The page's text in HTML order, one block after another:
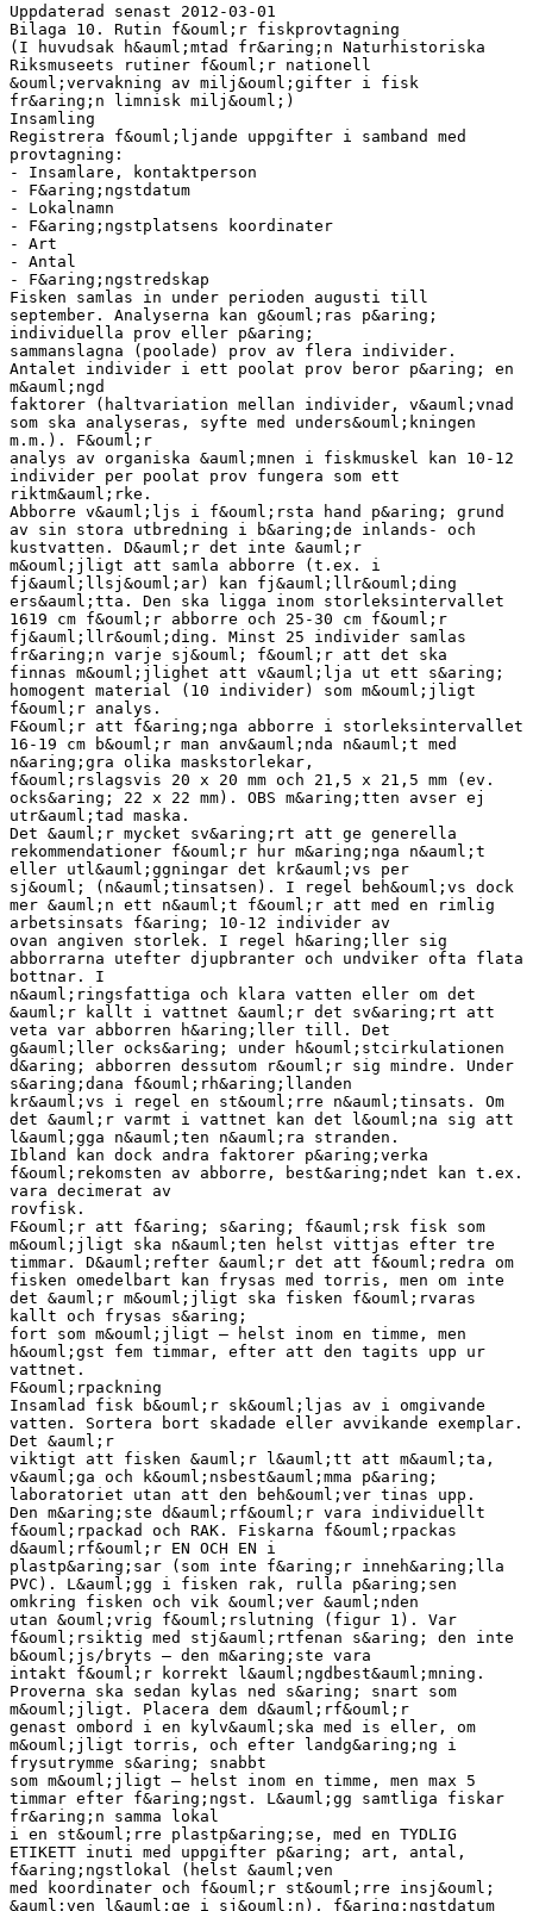
Uppdaterad senast 2012-03-01
Bilaga 10. Rutin f&ouml;r fiskprovtagning
(I huvudsak h&auml;mtad fr&aring;n Naturhistoriska
Riksmuseets rutiner f&ouml;r nationell
&ouml;vervakning av milj&ouml;gifter i fisk
fr&aring;n limnisk milj&ouml;)
Insamling
Registrera f&ouml;ljande uppgifter i samband med
provtagning:
- Insamlare, kontaktperson
- F&aring;ngstdatum
- Lokalnamn
- F&aring;ngstplatsens koordinater
- Art
- Antal
- F&aring;ngstredskap
Fisken samlas in under perioden augusti till
september. Analyserna kan g&ouml;ras p&aring;
individuella prov eller p&aring;
sammanslagna (poolade) prov av flera individer.
Antalet individer i ett poolat prov beror p&aring; en
m&auml;ngd
faktorer (haltvariation mellan individer, v&auml;vnad
som ska analyseras, syfte med unders&ouml;kningen
m.m.). F&ouml;r
analys av organiska &auml;mnen i fiskmuskel kan 10-12
individer per poolat prov fungera som ett
riktm&auml;rke.
Abborre v&auml;ljs i f&ouml;rsta hand p&aring; grund
av sin stora utbredning i b&aring;de inlands- och
kustvatten. D&auml;r det inte &auml;r
m&ouml;jligt att samla abborre (t.ex. i
fj&auml;llsj&ouml;ar) kan fj&auml;llr&ouml;ding
ers&auml;tta. Den ska ligga inom storleksintervallet
1619 cm f&ouml;r abborre och 25-30 cm f&ouml;r
fj&auml;llr&ouml;ding. Minst 25 individer samlas
fr&aring;n varje sj&ouml; f&ouml;r att det ska
finnas m&ouml;jlighet att v&auml;lja ut ett s&aring;
homogent material (10 individer) som m&ouml;jligt
f&ouml;r analys.
F&ouml;r att f&aring;nga abborre i storleksintervallet
16-19 cm b&ouml;r man anv&auml;nda n&auml;t med
n&aring;gra olika maskstorlekar,
f&ouml;rslagsvis 20 x 20 mm och 21,5 x 21,5 mm (ev.
ocks&aring; 22 x 22 mm). OBS m&aring;tten avser ej
utr&auml;tad maska.
Det &auml;r mycket sv&aring;rt att ge generella
rekommendationer f&ouml;r hur m&aring;nga n&auml;t
eller utl&auml;ggningar det kr&auml;vs per
sj&ouml; (n&auml;tinsatsen). I regel beh&ouml;vs dock
mer &auml;n ett n&auml;t f&ouml;r att med en rimlig
arbetsinsats f&aring; 10-12 individer av
ovan angiven storlek. I regel h&aring;ller sig
abborrarna utefter djupbranter och undviker ofta flata
bottnar. I
n&auml;ringsfattiga och klara vatten eller om det
&auml;r kallt i vattnet &auml;r det sv&aring;rt att
veta var abborren h&aring;ller till. Det
g&auml;ller ocks&aring; under h&ouml;stcirkulationen
d&aring; abborren dessutom r&ouml;r sig mindre. Under
s&aring;dana f&ouml;rh&aring;llanden
kr&auml;vs i regel en st&ouml;rre n&auml;tinsats. Om
det &auml;r varmt i vattnet kan det l&ouml;na sig att
l&auml;gga n&auml;ten n&auml;ra stranden.
Ibland kan dock andra faktorer p&aring;verka
f&ouml;rekomsten av abborre, best&aring;ndet kan t.ex.
vara decimerat av
rovfisk.
F&ouml;r att f&aring; s&aring; f&auml;rsk fisk som
m&ouml;jligt ska n&auml;ten helst vittjas efter tre
timmar. D&auml;refter &auml;r det att f&ouml;redra om
fisken omedelbart kan frysas med torris, men om inte
det &auml;r m&ouml;jligt ska fisken f&ouml;rvaras
kallt och frysas s&aring;
fort som m&ouml;jligt – helst inom en timme, men
h&ouml;gst fem timmar, efter att den tagits upp ur
vattnet.
F&ouml;rpackning
Insamlad fisk b&ouml;r sk&ouml;ljas av i omgivande
vatten. Sortera bort skadade eller avvikande exemplar.
Det &auml;r
viktigt att fisken &auml;r l&auml;tt att m&auml;ta,
v&auml;ga och k&ouml;nsbest&auml;mma p&aring;
laboratoriet utan att den beh&ouml;ver tinas upp.
Den m&aring;ste d&auml;rf&ouml;r vara individuellt
f&ouml;rpackad och RAK. Fiskarna f&ouml;rpackas
d&auml;rf&ouml;r EN OCH EN i
plastp&aring;sar (som inte f&aring;r inneh&aring;lla
PVC). L&auml;gg i fisken rak, rulla p&aring;sen
omkring fisken och vik &ouml;ver &auml;nden
utan &ouml;vrig f&ouml;rslutning (figur 1). Var
f&ouml;rsiktig med stj&auml;rtfenan s&aring; den inte
b&ouml;js/bryts – den m&aring;ste vara
intakt f&ouml;r korrekt l&auml;ngdbest&auml;mning.
Proverna ska sedan kylas ned s&aring; snart som
m&ouml;jligt. Placera dem d&auml;rf&ouml;r
genast ombord i en kylv&auml;ska med is eller, om
m&ouml;jligt torris, och efter landg&aring;ng i
frysutrymme s&aring; snabbt
som m&ouml;jligt – helst inom en timme, men max 5
timmar efter f&aring;ngst. L&auml;gg samtliga fiskar
fr&aring;n samma lokal
i en st&ouml;rre plastp&aring;se, med en TYDLIG
ETIKETT inuti med uppgifter p&aring; art, antal,
f&aring;ngstlokal (helst &auml;ven
med koordinater och f&ouml;r st&ouml;rre insj&ouml;
&auml;ven l&auml;ge i sj&ouml;n), f&aring;ngstdatum